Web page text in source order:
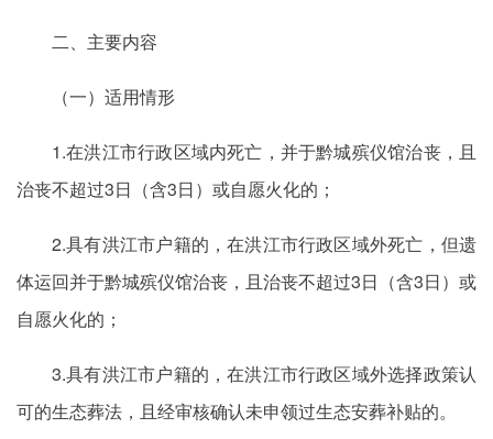
二、主要内容
（一）适用情形
1.在洪江市行政区域内死亡，并于黔城殡仪馆治丧，且
治丧不超过3日（含3日）或自愿火化的；
2.具有洪江市户籍的，在洪江市行政区域外死亡，但遗
体运回并于黔城殡仪馆治丧，且治丧不超过3日（含3日）或
自愿火化的；
3.具有洪江市户籍的，在洪江市行政区域外选择政策认
可的生态葬法，且经审核确认未申领过生态安葬补贴的。